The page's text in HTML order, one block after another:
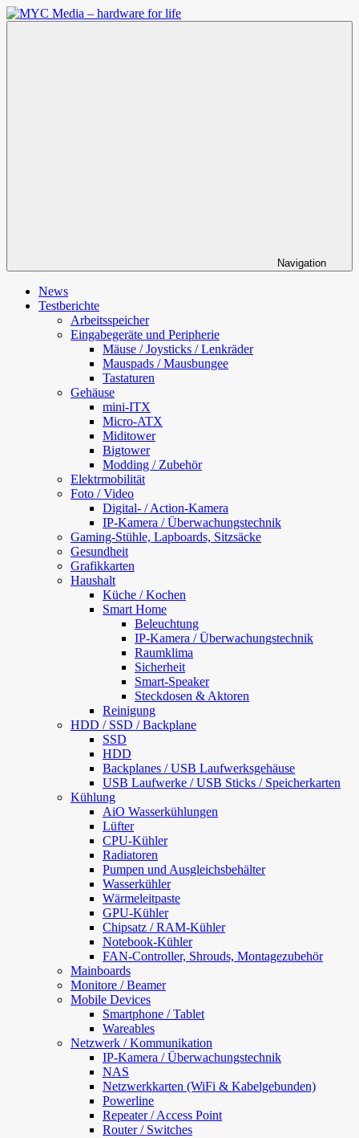
Zum
Inhalt
Navigation
News
Testberichte
Arbeitsspeicher
Eingabegeräte und Peripherie
Mäuse / Joysticks / Lenkräder
Mauspads / Mausbungee
Tastaturen
Gehäuse
mini-ITX
Micro-ATX
Miditower
Bigtower
Modding / Zubehör
Elektrmobilität
Foto / Video
Digital- / Action-Kamera
IP-Kamera / Überwachungstechnik
Gaming-Stühle, Lapboards, Sitzsäcke
Gesundheit
Grafikkarten
Haushalt
Küche / Kochen
Smart Home
Beleuchtung
IP-Kamera / Überwachungstechnik
Raumklima
Sicherheit
Smart-Speaker
Steckdosen & Aktoren
Reinigung
HDD / SSD / Backplane
SSD
HDD
Backplanes / USB Laufwerksgehäuse
USB Laufwerke / USB Sticks / Speicherkarten
Kühlung
AiO Wasserkühlungen
Lüfter
CPU-Kühler
Radiatoren
Pumpen und Ausgleichsbehälter
Wasserkühler
Wärmeleitpaste
GPU-Kühler
Chipsatz / RAM-Kühler
Notebook-Kühler
FAN-Controller, Shrouds, Montagezubehör
Mainboards
Monitore / Beamer
Mobile Devices
Smartphone / Tablet
Wareables
Netzwerk / Kommunikation
IP-Kamera / Überwachungstechnik
NAS
Netzwerkkarten (WiFi & Kabelgebunden)
Powerline
Repeater / Access Point
Router / Switches